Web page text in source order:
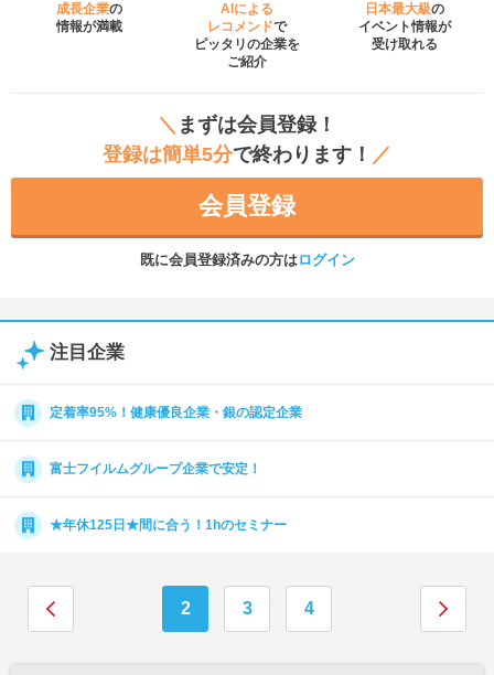
成長企業の
情報が満載
AIによる
レコメンドで
ピッタリの企業を
ご紹介
日本最大級の
イベント情報が
受け取れる
＼ まずは会員登録！
登録は簡単5分で終わります！ ／
会員登録
既に会員登録済みの方はログイン
注目企業
定着率95%！健康優良企業・銀の認定企業
富士フイルムグループ企業で安定！
★年休125日★間に合う！1hのセミナー
2 3 4